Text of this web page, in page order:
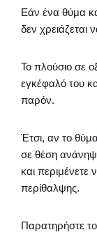
Εάν ένα θύμα
δεν
Το πλούσιο σε
εγκέφαλό του
παρόν.
Έτσι, αν το
σε θέση
και περιμένετε
περίθαλψης.
Παρατηρήστε